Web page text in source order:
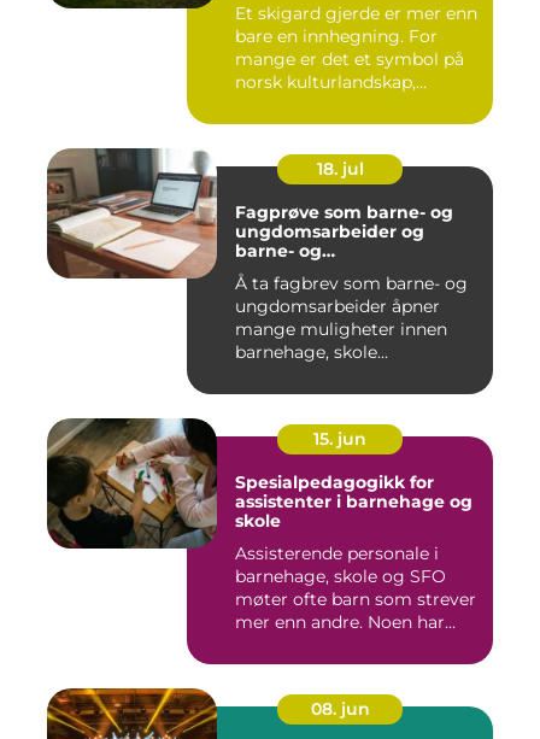
Et skigard gjerde er mer enn
bare en innhegning. For
mange er det et symbol på
norsk kulturlandskap,...
18. jul
Fagprøve som barne- og
ungdomsarbeider og
barne- og
ungdomsarbeiderfaget VG
Å ta fagbrev som barne- og
ungdomsarbeider åpner
mange muligheter innen
barnehage, skole...
15. jun
Spesialpedagogikk for
assistenter i barnehage og
skole
Assisterende personale i
barnehage, skole og SFO
møter ofte barn som strever
mer enn andre. Noen har...
08. jun